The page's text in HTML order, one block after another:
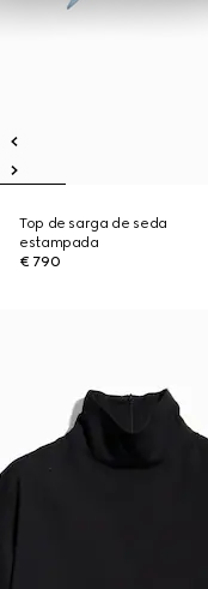
Top de sarga de seda
estampada
€ 790